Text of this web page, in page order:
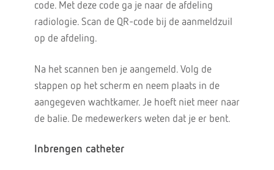
code. Met deze code ga je naar de afdeling
radiologie. Scan de QR-code bij de aanmeldzuil
op de afdeling.
Na het scannen ben je aangemeld. Volg de
stappen op het scherm en neem plaats in de
aangegeven wachtkamer. Je hoeft niet meer naar
de balie. De medewerkers weten dat je er bent.
Inbrengen catheter